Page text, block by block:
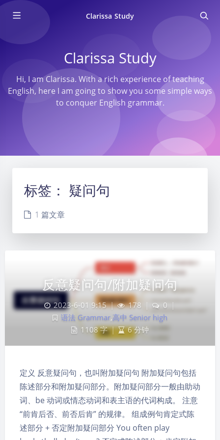
Clarissa Study
Clarissa Study
Hi, I am Clarissa. With a rich experience of teaching
English, here I am going to show you some simple ways
to conquer English grammar.
夜间模式
标签： 疑问句
1 篇文章
反意疑问句/附加疑问句
2023-6-01 9:15 | 178 0
语法 Grammar,高中 Senior high
1108 字 | 6 分钟
定义 反意疑问句，也叫附加疑问句 附加疑问句包括
陈述部分和附加疑问部分。附加疑问部分一般由助动
词、be 动词或情态动词和表主语的代词构成。 注意
“前肯后否、前否后肯” 的规律。 组成例句肯定式陈
述部分 + 否定附加疑问部分 You often play